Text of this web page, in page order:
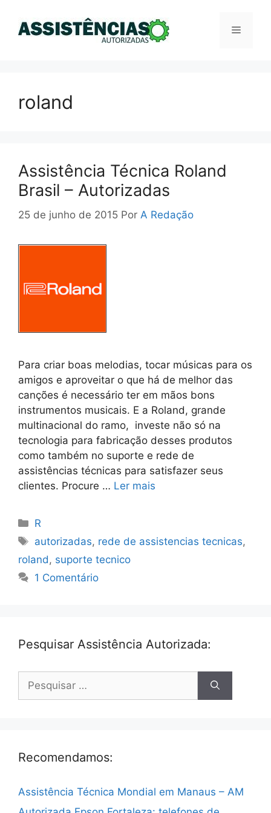
Menu
roland
Assistência Técnica Roland
Brasil – Autorizadas
25 de junho de 2015 Por A Redação
Para criar boas melodias, tocar músicas para os
amigos e aproveitar o que há de melhor das
canções é necessário ter em mãos bons
instrumentos musicais. E a Roland, grande
multinacional do ramo, investe não só na
tecnologia para fabricação desses produtos
como também no suporte e rede de
assistências técnicas para satisfazer seus
clientes. Procure … Ler mais
Categorias
R
Tags
autorizadas, rede de assistencias tecnicas,
roland , suporte tecnico
1 Comentário
Pesquisar Assistência Autorizada:
por:
Recomendamos:
Assistência Técnica Mondial em Manaus – AM